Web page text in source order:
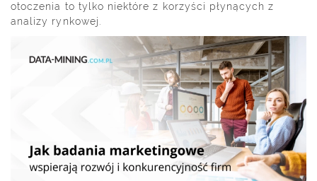
otoczenia to tylko niektóre z korzyści płynących z
analizy rynkowej.